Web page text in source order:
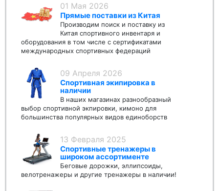
01 Мая 2026
Прямые поставки из Китая
Производим поиск и поставку из
Китая спортивного инвентаря и
оборудования в том числе с сертификатами
международных спортивных федераций
09 Апреля 2026
Спортивная экипировка в
наличии
В наших магазинах разнообразный
выбор спортивной экпировки, кимоно для
большинства популярных видов единоборств
13 Февраля 2025
Спортивные тренажеры в
широком ассортименте
Беговые дорожки, эллипсоиды,
велотренажеры и другие тренажеры в наличии!